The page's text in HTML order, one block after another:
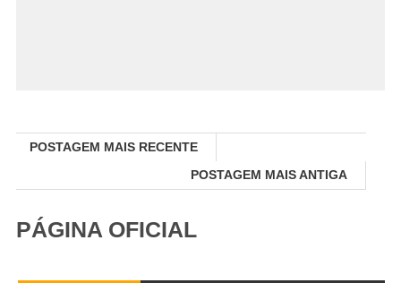
POSTAGEM MAIS RECENTE
POSTAGEM MAIS ANTIGA
PÁGINA OFICIAL